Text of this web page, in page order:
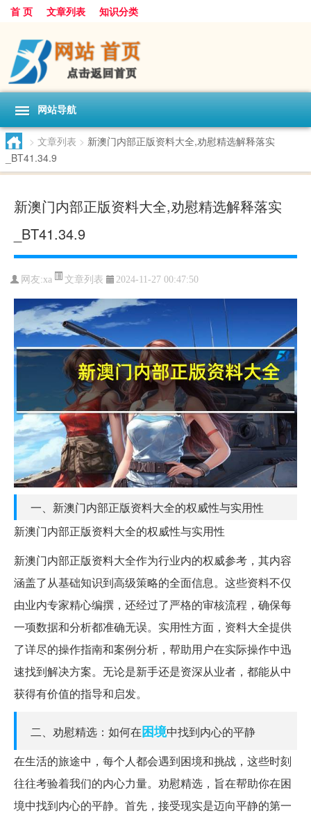
首 页 文章列表 知识分类
网站导航
> 文章列表 > 新澳门内部正版资料大全,劝慰精选解释落实
_BT41.34.9
新澳门内部正版资料大全,劝慰精选解释落实
_BT41.34.9
网友:xa 文章列表 2024-11-27 00:47:50
一、新澳门内部正版资料大全的权威性与实用性
新澳门内部正版资料大全的权威性与实用性
新澳门内部正版资料大全作为行业内的权威参考，其内容
涵盖了从基础知识到高级策略的全面信息。这些资料不仅
由业内专家精心编撰，还经过了严格的审核流程，确保每
一项数据和分析都准确无误。实用性方面，资料大全提供
了详尽的操作指南和案例分析，帮助用户在实际操作中迅
速找到解决方案。无论是新手还是资深从业者，都能从中
获得有价值的指导和启发。
二、劝慰精选：如何在困境中找到内心的平静
在生活的旅途中，每个人都会遇到困境和挑战，这些时刻
往往考验着我们的内心力量。劝慰精选，旨在帮助你在困
境中找到内心的平静。首先，接受现实是迈向平静的第一